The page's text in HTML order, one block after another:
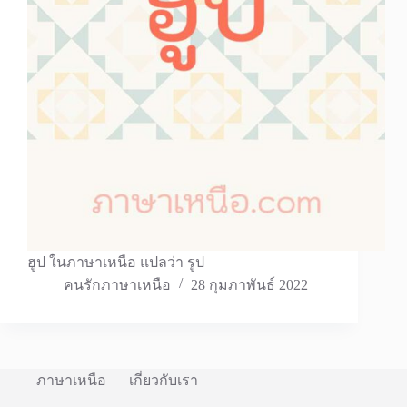
ฮูป ในภาษาเหนือ แปลว่า รูป
คนรักภาษาเหนือ
28 กุมภาพันธ์ 2022
ภาษาเหนือ เกี่ยวกับเรา